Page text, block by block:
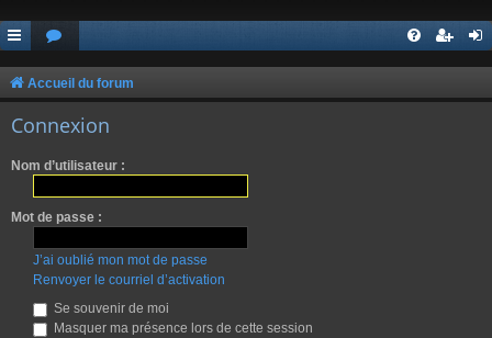
Accueil du forum
Connexion
Nom d’utilisateur :
Mot de passe :
J’ai oublié mon mot de passe
Renvoyer le courriel d’activation
Se souvenir de moi
Masquer ma présence lors de cette session